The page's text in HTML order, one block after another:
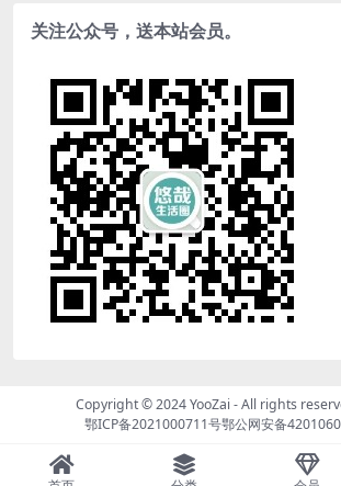
关注公众号，送本站会员。
Copyright © 2024YooZai - All rights
鄂ICP备2021000711号鄂公网安备